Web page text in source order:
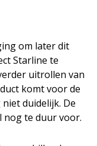
om later dit
Starline te
uitrollen van
komt voor de
niet duidelijk. De
nog te duur voor.